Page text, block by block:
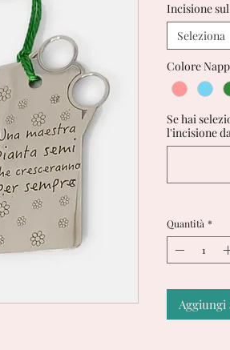
Incisione
Seleziona
Colore
Se hai
l'incisione
Quantità *
Aggiungi